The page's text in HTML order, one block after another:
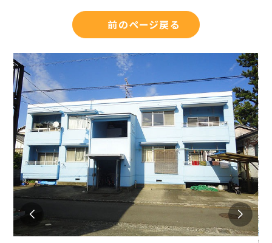
前のページ戻る